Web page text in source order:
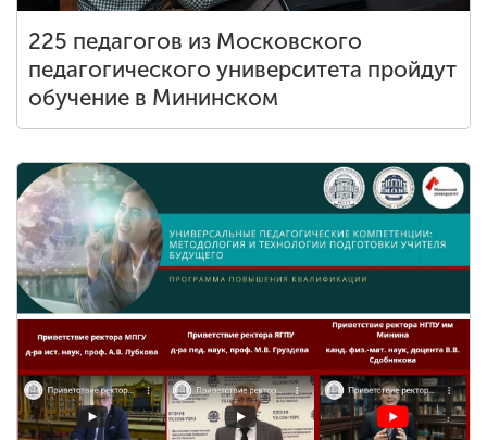
225 педагогов из Московского
педагогического университета пройдут
обучение в Мининском